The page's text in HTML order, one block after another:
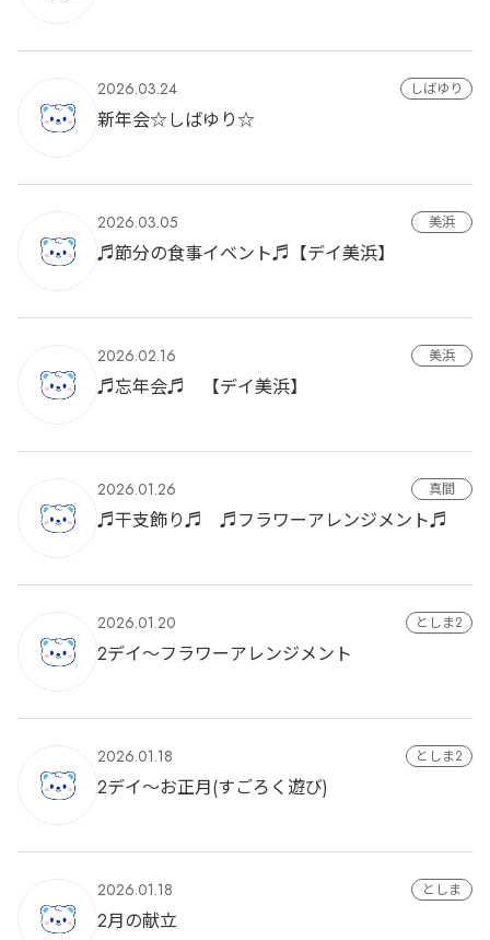
2026.03.24 しばゆり
新年会☆しばゆり☆
2026.03.05 美浜
♬節分の食事イベント♬【デイ美浜】
2026.02.16 美浜
♬忘年会♬ 【デイ美浜】
2026.01.26 真間
♬干支飾り♬ ♬フラワーアレンジメント♬
2026.01.20 としま2
2デイ～フラワーアレンジメント
2026.01.18 としま2
2デイ～お正月(すごろく遊び)
2026.01.18 としま
2月の献立